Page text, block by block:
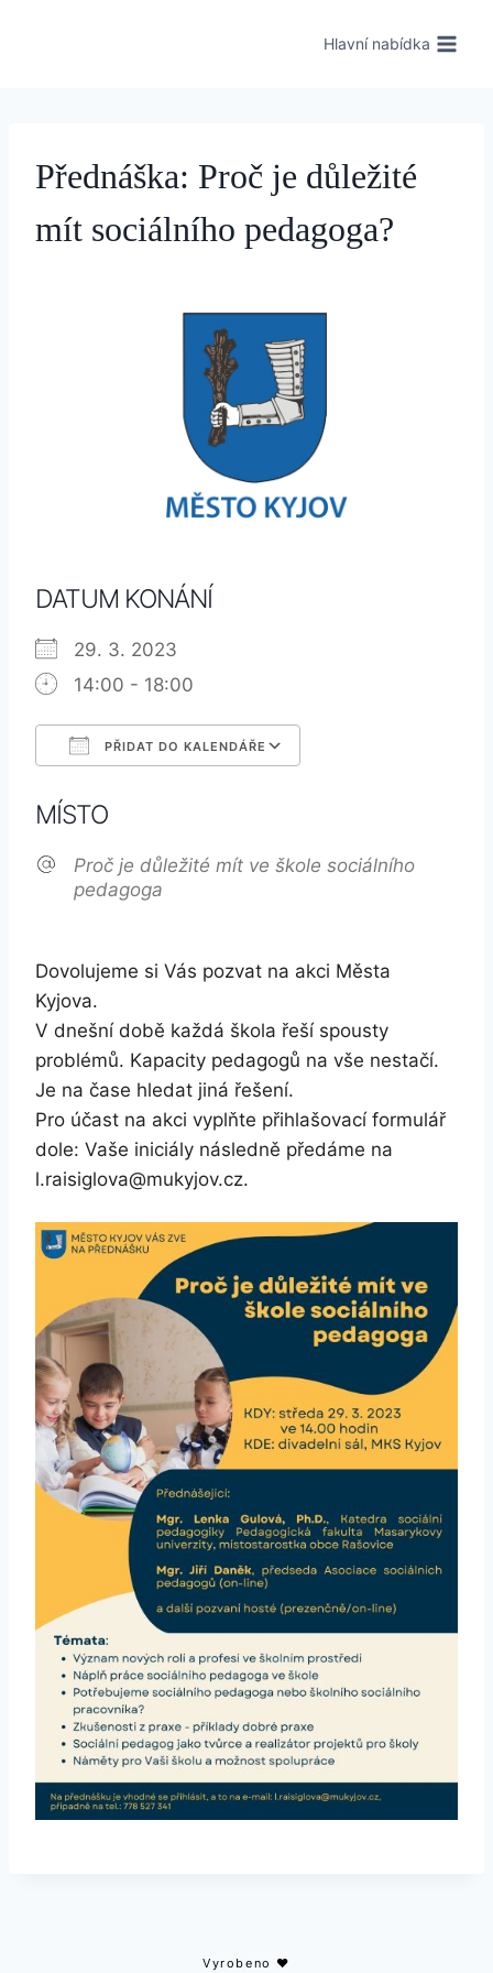
Hlavní nabídka
Přednáška: Proč je důležité
mít sociálního pedagoga?
DATUM KONÁNÍ
29. 3. 2023
14:00 - 18:00
PŘIDAT DO KALENDÁŘE
MÍSTO
Proč je důležité mít ve škole sociálního
pedagoga
Dovolujeme si Vás pozvat na akci Města
Kyjova.
V dnešní době každá škola řeší spousty
problémů. Kapacity pedagogů na vše nestačí.
Je na čase hledat jiná řešení.
Pro účast na akci vyplňte přihlašovací formulář
dole: Vaše iniciály následně předáme na
l.raisiglova@mukyjov.cz.
Vyrobeno ♥